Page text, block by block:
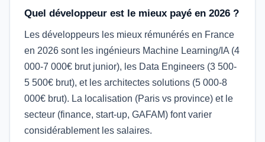
Quel développeur est le mieux payé en 2026 ?
Les développeurs les mieux rémunérés en France
en 2026 sont les ingénieurs Machine Learning/IA (4
000-7 000€ brut junior), les Data Engineers (3 500-
5 500€ brut), et les architectes solutions (5 000-8
000€ brut). La localisation (Paris vs province) et le
secteur (finance, start-up, GAFAM) font varier
considérablement les salaires.